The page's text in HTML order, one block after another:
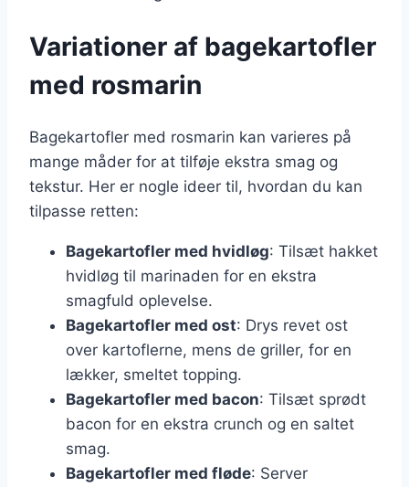
Variationer af bagekartofler
med rosmarin
Bagekartofler med rosmarin kan varieres på
mange måder for at tilføje ekstra smag og
tekstur. Her er nogle ideer til, hvordan du kan
tilpasse retten:
Bagekartofler med hvidløg: Tilsæt hakket
hvidløg til marinaden for en ekstra
smagfuld oplevelse.
Bagekartofler med ost: Drys revet ost
over kartoflerne, mens de griller, for en
lækker, smeltet topping.
Bagekartofler med bacon: Tilsæt sprødt
bacon for en ekstra crunch og en saltet
smag.
Bagekartofler med fløde: Server